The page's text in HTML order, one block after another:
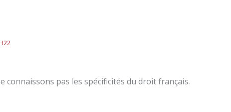
connaissons pas les spécificités du droit français.